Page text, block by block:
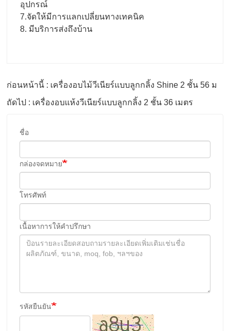
อุปกรณ์
7.จัดให้มีการแลกเปลี่ยนทางเทคนิค
8. มีบริการส่งถึงบ้าน
ก่อนหน้านี้ : เครื่องอบไม้วีเนียร์แบบลูกกลิ้ง Shine 2 ชั้น 56 ม
ถัดไป : เครื่องอบแห้งวีเนียร์แบบลูกกลิ้ง 2 ชั้น 36 เมตร
ชื่อ
กล่องจดหมาย
โทรศัพท์
เนื้อหาการให้คําปรึกษา
รหัสยืนยัน